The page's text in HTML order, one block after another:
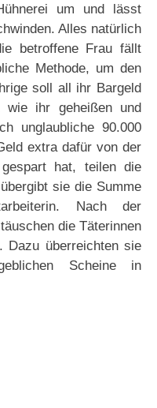
um und lässt
Alles natürlich
betroffene Frau fällt
Methode, um den
soll all ihr Bargeld
ihr geheißen und
unglaubliche 90.000
extra dafür von der
hat, teilen die
sie die Summe
Nach der
die Täterinnen
Dazu überreichten sie
Scheine in